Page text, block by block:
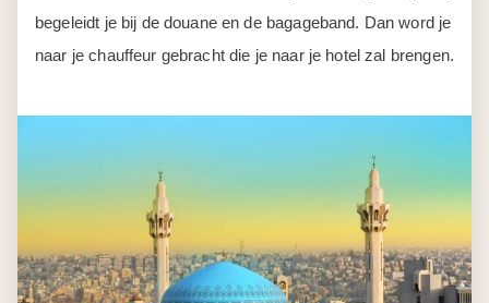
begeleidt je bij de douane en de bagageband. Dan word je
naar je chauffeur gebracht die je naar je hotel zal brengen.